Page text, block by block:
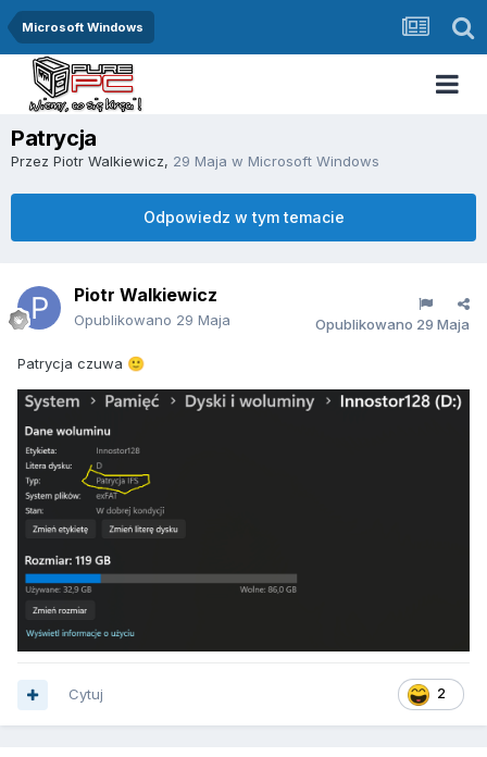
Microsoft Windows
Patrycja
Przez Piotr Walkiewicz, 29 Maja w Microsoft Windows
Odpowiedz w tym temacie
Piotr Walkiewicz
Opublikowano 29 Maja Opublikowano 29 Maja
Patrycja czuwa 🙂
2
Cytuj